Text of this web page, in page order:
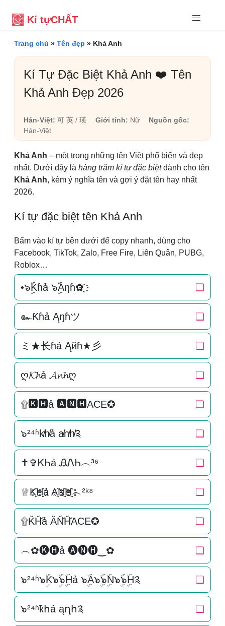
Kí tựCHẤT
Trang chủ » Tên đẹp » Khả Anh
Kí Tự Đặc Biệt Khả Anh ❤️ Tên
Khả Anh Đẹp 2026
Hán-Việt: 可 英 / 瑛 Giới tính: Nữ
Nguồn gốc:
Hán-Việt
Khả Anh – một trong những tên Việt phổ biến và đẹp
nhất. Dưới đây là hàng trăm kí tự đặc biệtdành cho tên
Khả Anh, kèm ý nghĩa tên và gợi ý đặt tên hay nhất
2026.
Kí tự đặc biệt tên Khả Anh
Bấm vào kí tự bên dưới để copy nhanh, dùng cho
Facebook, TikTok, Zalo, Free Fire, Liên Quân, PUBG,
Roblox…
•๖ۣۜKɦả ๖ۣۜAηɦ✿҈ ❏
๛Ƙɦả Ąŋɦツ ❏
ミ★长ɦả Ąйɦ★彡 ❏
ღ𝓚𝓱ả 𝓐𝓷𝓱ღ ❏
۩🅺🅷ả 🅰🅽🅷ACE✪ ❏
๖²⁴ʱk̸h̸ả a̸n̸h̸༉ ❏
✝✞ᏦᏂả ᎯᏁᏂ︵³⁶ ❏
♕K҈H҈҈ả A҈N҈҈H҈҈︵²ᵏ⁸ ❏
۩K̆H̆̆ả ĂN̆̆H̆̆ACE✪ ❏
︵✿🅚🅗ả 🅐🅝🅗‿✿ ❏
๖²⁴ʱ๖ۣۜK๖ۣۜ๖ۣۜHả ๖ۣۜA๖ۣۜ๖ۣۜN๖ۣۜ๖ۣۜH༉ ❏
๖²⁴ʱҟհả ąղհ༉ ❏